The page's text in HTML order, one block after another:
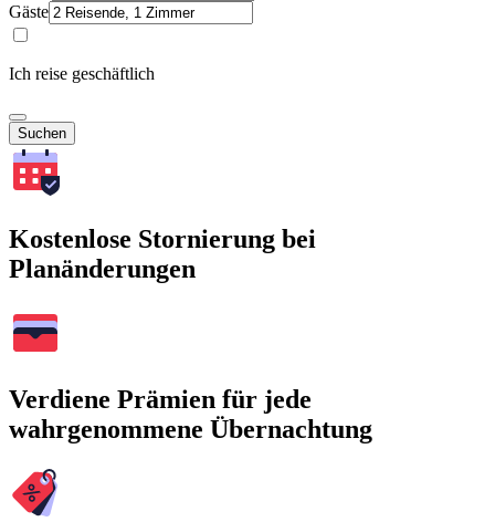
Gäste
Ich reise geschäftlich
Suchen
Kostenlose Stornierung bei
Planänderungen
Verdiene Prämien für jede
wahrgenommene Übernachtung